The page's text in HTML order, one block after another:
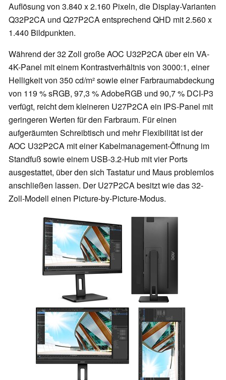
Auflösung von 3.840 x 2.160 Pixeln, die Display-Varianten
Q32P2CA und Q27P2CA entsprechend QHD mit 2.560 x
1.440 Bildpunkten.
Während der 32 Zoll große AOC U32P2CA über ein VA-
4K-Panel mit einem Kontrastverhältnis von 3000:1, einer
Helligkeit von 350 cd/m² sowie einer Farbraumabdeckung
von 119 % sRGB, 97,3 % AdobeRGB und 90,7 % DCI-P3
verfügt, reicht dem kleineren U27P2CA ein IPS-Panel mit
geringeren Werten für den Farbraum. Für einen
aufgeräumten Schreibtisch und mehr Flexibilität ist der
AOC U32P2CA mit einer Kabelmanagement-Öffnung im
Standfuß sowie einem USB-3.2-Hub mit vier Ports
ausgestattet, über den sich Tastatur und Maus problemlos
anschließen lassen. Der U27P2CA besitzt wie das 32-
Zoll-Modell einen Picture-by-Picture-Modus.